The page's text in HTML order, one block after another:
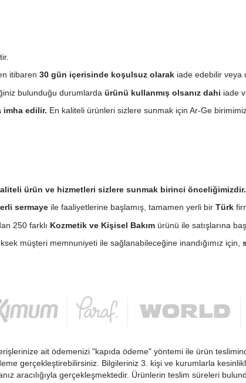
itibaren 30 gün içerisinde koşulsuz olarak iade edebilir veya
bulunduğu durumlarda ürünü kullanmış olsanız dahi iade
imha edilir. En kaliteli ürünleri sizlere sunmak için Ar-Ge
ürün ve hizmetleri sizlere sunmak birinci önceliğimizdir.
sermaye ile faaliyetlerine başlamış, tamamen yerli bir Türk
250 farklı Kozmetik ve Kişisel Bakım ürünü ile satışlarına
müşteri memnuniyeti ile sağlanabileceğine inandığımız için,
ait ödemenizi "kapıda ödeme" yöntemi ile ürün
gerçekleştirebilirsiniz. Bilgileriniz 3. kişi ve kurumlarla
aracılığıyla gerçekleşmektedir. Ürünlerin teslim süreleri